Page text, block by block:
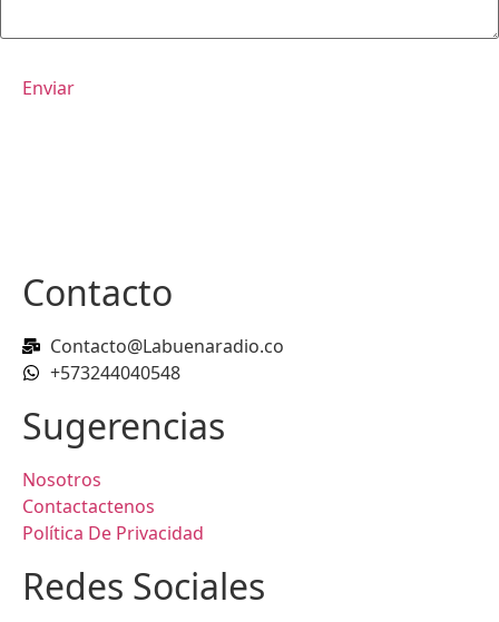
Contacto
Contacto@Labuenaradio.co
+573244040548
Sugerencias
Nosotros
Contactactenos
Política De Privacidad
Redes Sociales